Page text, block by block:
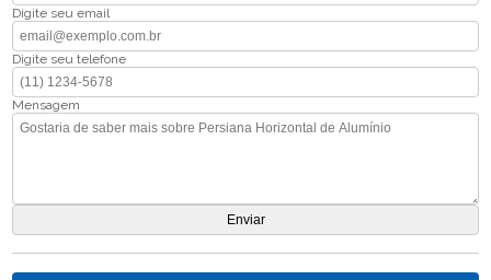
Digite seu email
Digite seu telefone
Mensagem